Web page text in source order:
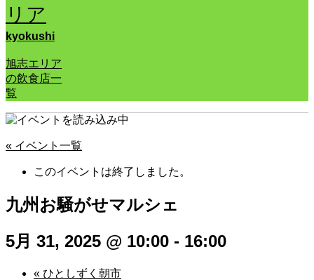
リア
kyokushi
旭志エリア
の飲食店一
覧
« イベント一覧
このイベントは終了しました。
九州お騒がせマルシェ
5月 31, 2025 @ 10:00 - 16:00
« ひとしずく朝市